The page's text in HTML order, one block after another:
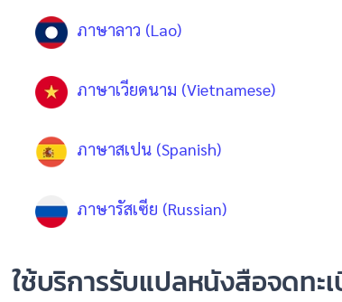
ภาษาลาว (Lao)
ภาษาเวียดนาม (Vietnamese)
ภาษาสเปน (Spanish)
ภาษารัสเซีย (Russian)
ใช้บริการรับแปลหนังสือจดทะ